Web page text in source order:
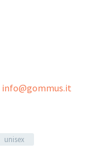
info@gommus.it
unisex